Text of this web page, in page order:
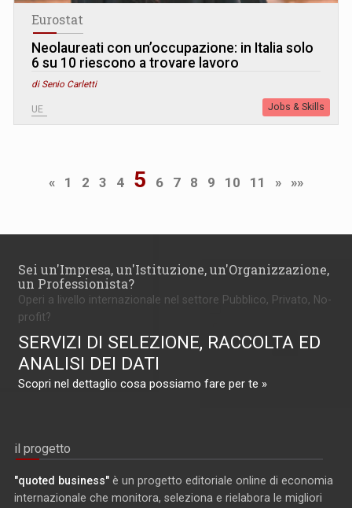
Eurostat
Neolaureati con un’occupazione: in Italia solo
6 su 10 riescono a trovare lavoro
di Senio Carletti
UE Jobs & Skills
« 1 2 3 4 5 6 7 8 9 10 11 » »»
Sei un'Impresa, un'Istituzione, un'Organizzazione,
un Professionista?
Operi a livello internazionale nel settore Pubblico, Privato, No-
profit?
SERVIZI DI SELEZIONE, RACCOLTA ED
ANALISI DEI DATI
Scopri nel dettaglio cosa possiamo fare per te »
il progetto
"quoted business" è un progetto editoriale online di economia
internazionale che monitora, seleziona e rielabora le migliori